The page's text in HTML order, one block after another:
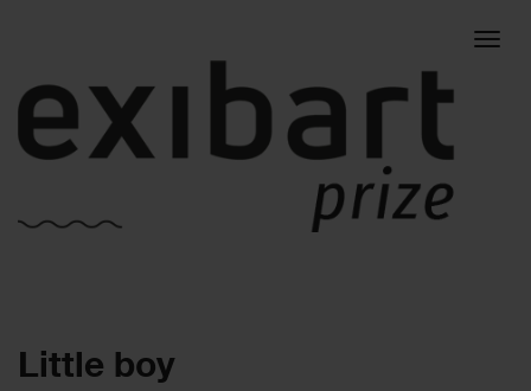
Little boy